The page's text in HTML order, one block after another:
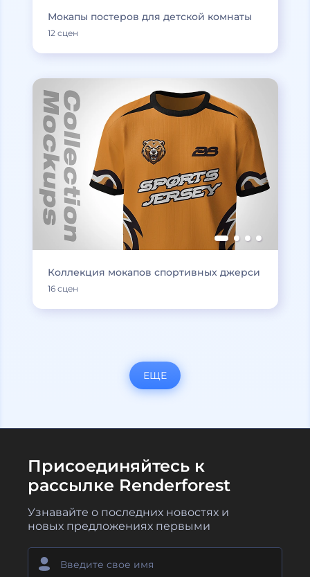
Мокапы постеров для детской комнаты
12 сцен
Коллекция мокапов спортивных джерси
16 сцен
ЕЩЕ
Присоединяйтесь к
рассылке Renderforest
Узнавайте о последних новостях и
новых предложениях первыми